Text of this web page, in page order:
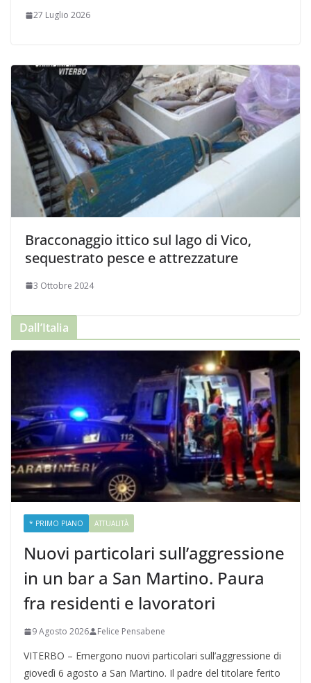
27 Luglio 2026
Bracconaggio ittico sul lago di Vico,
sequestrato pesce e attrezzature
3 Ottobre 2024
Dall’Italia
* PRIMO PIANO ATTUALITÀ
Nuovi particolari sull’aggressione
in un bar a San Martino. Paura
fra residenti e lavoratori
9 Agosto 2026 Felice Pensabene
VITERBO – Emergono nuovi particolari sull’aggressione di
giovedì 6 agosto a San Martino. Il padre del titolare ferito